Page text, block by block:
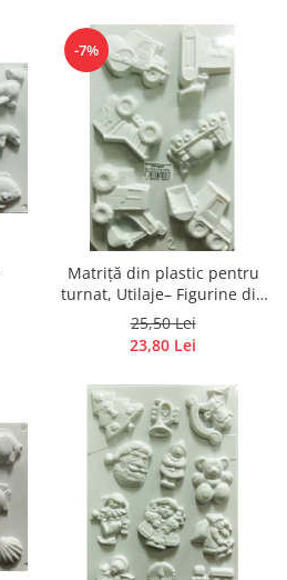
-7%
Matriță din plastic pentru
turnat, Utilaje– Figurine din
ipsos, praf ceramic, beton,
piatră lichidă sau săpun
25,50 Lei
23,80 Lei